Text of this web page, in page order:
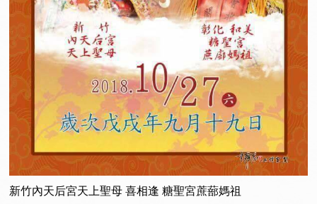
新竹內天后宮天上聖母 喜相逢 糖聖宮蔗蔀媽祖